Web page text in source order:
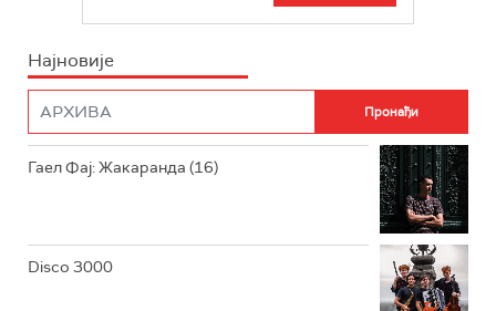
РАДИО РОКЕНРОЛЕР
ИНФО
Најновије
Гаел Фај: Жакаранда (16)
Disco 3000